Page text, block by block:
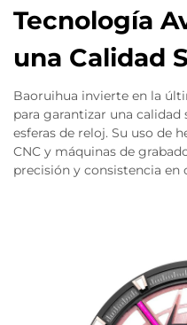
Tecnología
una Calidad
Baoruihua invierte en la
para garantizar una
esferas de reloj. Su uso de
CNC y máquinas de
precisión y consistencia en